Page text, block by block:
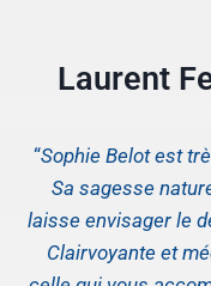
Laurent
“Sophie Belot est
Sa sagesse
laisse envisager le
Clairvoyante et